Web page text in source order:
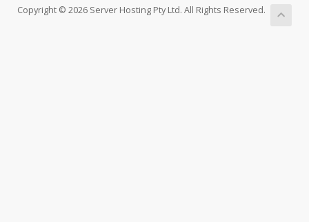
Copyright © 2026 Server Hosting Pty Ltd. All Rights Reserved.